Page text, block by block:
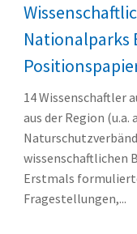
14 Wissenschaftler
aus der Region
wissenschaftlichen
Erstmals
Fragestellungen,...